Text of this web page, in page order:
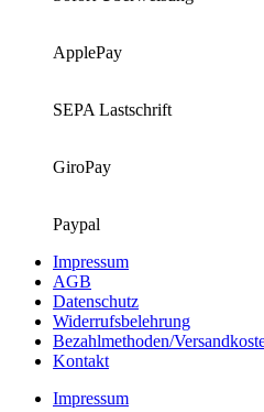
ApplePay
SEPA Lastschrift
GiroPay
Paypal
Impressum
AGB
Datenschutz
Widerrufsbelehrung
Bezahlmethoden/
Kontakt
Impressum